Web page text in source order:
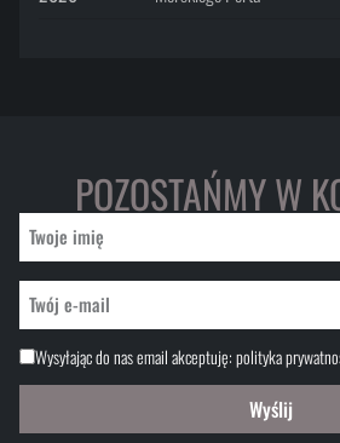
POZOSTAŃMY W
Wysyłając do nas email akceptuję:polityka
Wyślij